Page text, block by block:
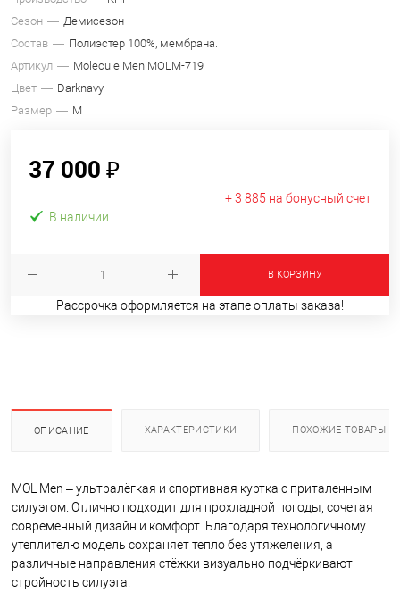
Сезон
Демисезон
Состав
Полиэстер 100%, мембрана.
Артикул
Molecule Men MOLM-719
Цвет
Darknavy
Размер
M
37 000 ₽
+ 3 885 на бонусный счет
В наличии
В КОРЗИНУ
Рассрочка оформляется на этапе оплаты заказа!
ОПИСАНИЕ ХАРАКТЕРИСТИКИ ПОХОЖИЕ ТОВАРЫ
MOL Men – ультралёгкая и спортивная куртка с приталенным
силуэтом. Отлично подходит для прохладной погоды, сочетая
современный дизайн и комфорт. Благодаря технологичному
утеплителю модель сохраняет тепло без утяжеления, а
различные направления стёжки визуально подчёркивают
стройность силуэта.